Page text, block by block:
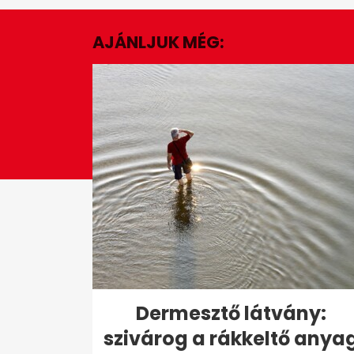
minutes,
secondsVolume
0%
AJÁNLJUK MÉG:
Dermesztő látvány:
szivárog a rákkeltő